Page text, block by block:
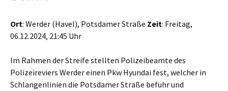
Ort: Werder (Havel), Potsdamer Straße Zeit: Freitag,
06.12.2024, 21:45 Uhr
Im Rahmen der Streife stellten Polizeibeamte des
Polizeireviers Werder einen Pkw Hyundai fest, welcher in
Schlangenlinien die Potsdamer Straße befuhr und